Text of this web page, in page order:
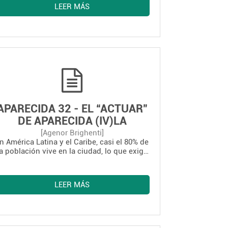
LEER MÁS
32 - EL “ACTUAR”
DE APARECIDA (IV)LA
PASTORAL URBANA
[Agenor Brighenti]
América Latina y el Caribe, casi el 80% de
población vive en la ciudad, lo que exige
grandes ciudades son laboratorios de la
cultura contemporárena compleja y plural
(DA 509), con un nuevo lenguaje y una
el mundo rural (DA 510).
LEER MÁS